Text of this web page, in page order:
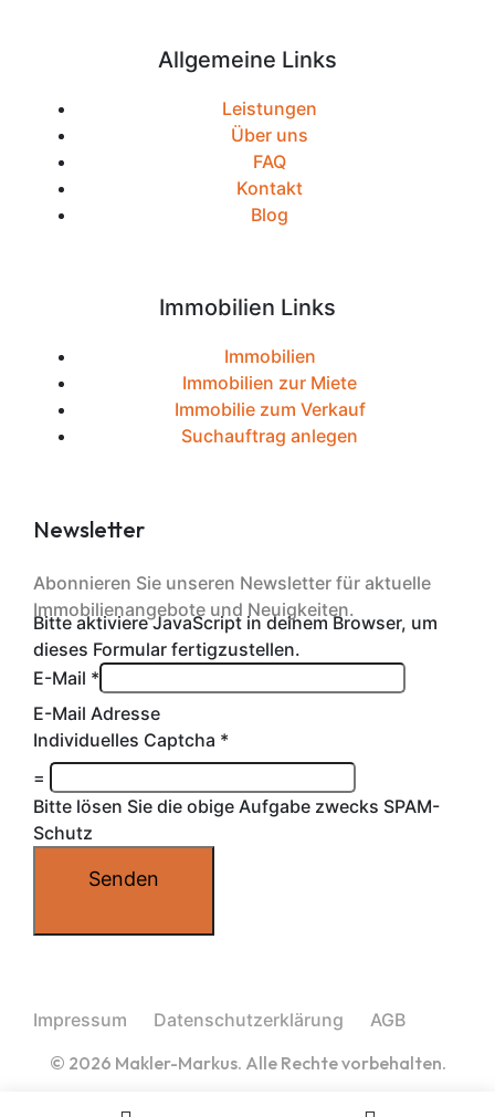
Allgemeine Links
Leistungen
Über uns
FAQ
Kontakt
Blog
Immobilien Links
Immobilien
Immobilien zur Miete
Immobilie zum Verkauf
Suchauftrag anlegen
Newsletter
Abonnieren Sie unseren Newsletter für aktuelle
Immobilienangebote und Neuigkeiten.
Bitte aktiviere JavaScript in deinem Browser, um
dieses Formular fertigzustellen.
E-Mail *
E-Mail Adresse
Individuelles Captcha *
=
Bitte lösen Sie die obige Aufgabe zwecks SPAM-
Schutz
Senden
Impressum Datenschutzerklärung
AGB
© 2026 Makler-Markus. Alle Rechte vorbehalten.